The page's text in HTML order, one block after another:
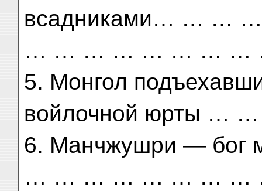
всадниками… …
… … … … … … … …
5. Монгол
войлочной юрты
6. Манчжушри —
… … … … … … … …